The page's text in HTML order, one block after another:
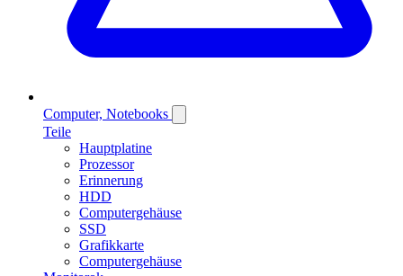
Computer, Notebooks
Teile
Hauptplatine
Prozessor
Erinnerung
HDD
Computergehäuse
SSD
Grafikkarte
Computergehäuse